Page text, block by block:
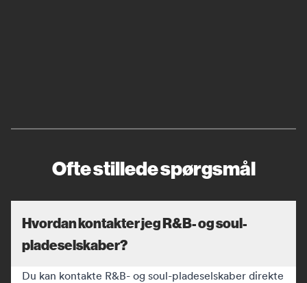
Ofte stillede spørgsmål
Hvordan kontakter jeg R&B- og soul-
pladeselskaber?
Du kan kontakte R&B- og soul-pladeselskaber direkte